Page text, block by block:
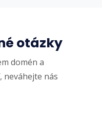
otázky
domén a
neváhejte nás